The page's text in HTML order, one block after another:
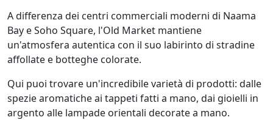
A differenza dei centri commerciali moderni di Naama
Bay e Soho Square, l'Old Market mantiene
un'atmosfera autentica con il suo labirinto di stradine
affollate e botteghe colorate.
Qui puoi trovare un'incredibile varietà di prodotti: dalle
spezie aromatiche ai tappeti fatti a mano, dai gioielli in
argento alle lampade orientali decorate a mano.